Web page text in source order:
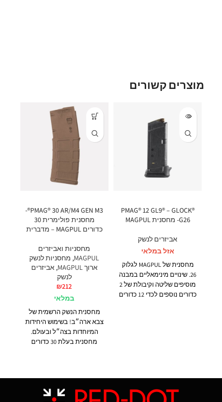
מוצרים קשורים
PMAG® 12 GL9® – GLOCK®
G26- מחסנית MAGPUL
אביזרים לנשק
אזל במלאי
מחסנית של MAGPUL לגלוק
26. שינויים מינימאליים במבנה
מוסיפים שליטה וקיבולת של 2
כדורים נוספים לכדי 12 כדורים
PMAG® 30 AR/M4 GEN M3®-
מחסנית פולימרית 30
כדורים MAGPUL – מדברית
מחסניות ואביזרים
MAGPUL
, מחסניות לנשק
ארוך MAGPUL
,אביזרים
לנשק
₪212
במלאי
מחסנית הנשק הרשמית של
צבא ארה״ב! בשימוש היחידות
המיוחדות בצה״ל ובעולם.
מחסנית בעלת 30 כדורים
חוזק, עמידות ואמינות העולים